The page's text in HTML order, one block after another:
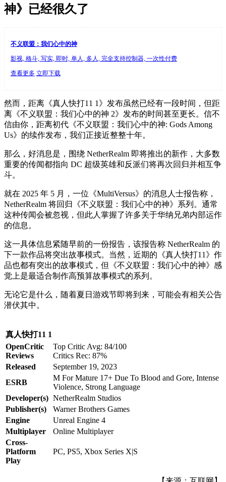
神》已经很久了
不义联盟：我们心中的神
影视, 格斗, 写实, 即时, 单人, 多人, 完全支持控制器, 一次性付费
查看更多 立即下载
然而，距离《真人快打11 1》发布虽然已经有一段时间，但距
离《不义联盟：我们心中的神 2》发布的时间甚至更长。信不
信由你，距离初代《不义联盟：我们心中的神: Gods Among
Us》的续作发布，我们正接近整整十年。
那么，好消息是，围绕 NetherRealm 即将推出的新作，大多数
重要的传闻都指向 DC 超级英雄和反派们将再次回归并相互争
斗。
就在 2025 年 5 月，一位《MultiVersus》的消息人士报告称，
NetherRealm 将回归《不义联盟：我们心中的神》系列。通常
这种传闻会被忽视，但此人掌握了许多关于华纳兄弟内部运作
的信息。
这一具体信息紧随早前的一份报告，该报告称 NetherRealm 的
下一款作品将突出故事模式。当然，近期的《真人快打11》作
品也都有突出的故事模式，但《不义联盟：我们心中的神》感
觉上是最适合制作高预算故事模式的系列。
无论它是什么，随着夏日游戏节即将到来，可能会有相关公告
潜伏其中。
真人快打11 1
OpenCritic
Reviews
Top Critic Avg: 84/100
Critics Rec: 87%
Released
September 19, 2023
ESRB
M For Mature 17+ Due To Blood and Gore, Intense
Violence, Strong Language
Developer(s) NetherRealm Studios
Publisher(s)
Warner Brothers Games
Engine
Unreal Engine 4
Multiplayer
Online Multiplayer
Cross-
Platform
Play
PC, PS5, Xbox Series X|S